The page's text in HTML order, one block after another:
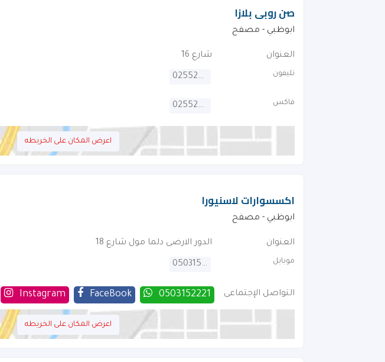
صن روبى بلازا
ابوظبي - مصفح
العنوان شارع 16
تليفون 025527152
فاكس 025529152
اعرض المكان على الخريطه
اكسسوارات لاسنيورا
ابوظبي - مصفح
العنوان الدور الارضى دلما مول شارع 18
موبايل 0503152221
التواصل الإجتماعى 0503152221
FaceBook
Instagram
اعرض المكان على الخريطه